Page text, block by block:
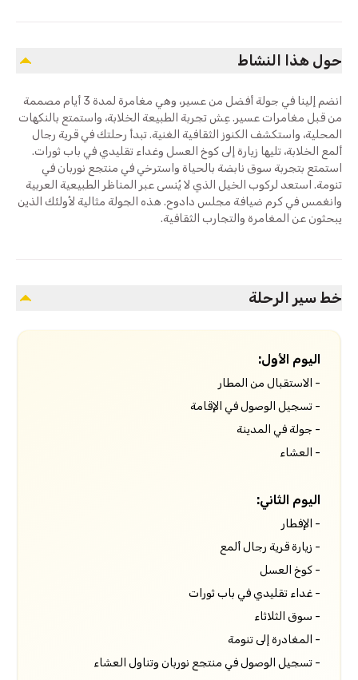
حول هذا النشاط
انضم إلينا في جولة أفضل من عسير، وهي مغامرة لمدة 3 أيام مصممة
من قبل مغامرات عسير. عِش تجربة الطبيعة الخلابة، واستمتع بالنكهات
المحلية، واستكشف الكنوز الثقافية الغنية. تبدأ رحلتك في قرية رجال
ألمع الخلابة، تليها زيارة إلى كوخ العسل وغداء تقليدي في باب ثورات.
استمتع بتجربة سوق نابضة بالحياة واسترخي في منتجع نوربان في
تنومة. استعد لركوب الخيل الذي لا يُنسى عبر المناظر الطبيعية العربية
وانغمس في كرم ضيافة مجلس دادوح. هذه الجولة مثالية لأولئك الذين
يبحثون عن المغامرة والتجارب الثقافية.
خط سير الرحلة
اليوم الأول:
- الاستقبال من المطار
- تسجيل الوصول في الإقامة
- جولة في المدينة
- العشاء
اليوم الثاني:
- الإفطار
- زيارة قرية رجال ألمع
- كوخ العسل
- غداء تقليدي في باب ثورات
- سوق الثلاثاء
- المغادرة إلى تنومة
- تسجيل الوصول في منتجع نوربان وتناول العشاء